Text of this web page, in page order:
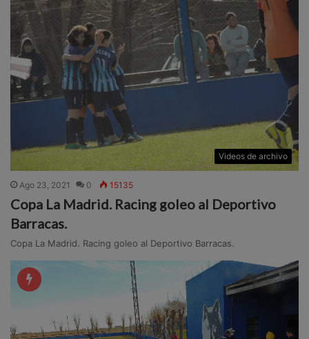
Videos de archivo
Ago 23, 2021 0 15135
Copa La Madrid. Racing goleo al Deportivo
Barracas.
Copa La Madrid. Racing goleo al Deportivo Barracas.